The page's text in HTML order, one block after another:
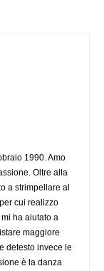
1990. Amo
Oltre alla
a strimpellare al
cui realizzo
ha aiutato a
maggiore
detesto invece le
è la danza